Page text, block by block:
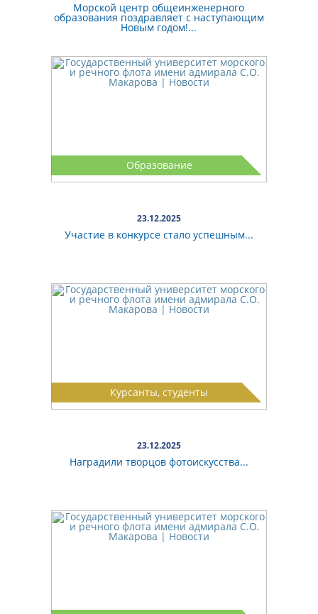
Морской центр общеинженерного
образования поздравляет с наступающим
Новым годом!...
Образование
23.12.2025
Участие в конкурсе стало успешным...
Курсанты, студенты
23.12.2025
Наградили творцов фотоискусства...